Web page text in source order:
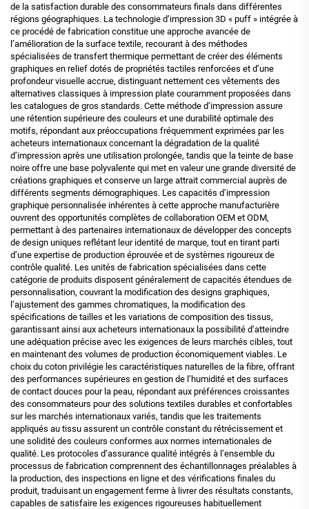
de la satisfaction durable des consommateurs finals dans différentes
régions géographiques. La technologie d’impression 3D « puff » intégrée à
ce procédé de fabrication constitue une approche avancée de
l’amélioration de la surface textile, recourant à des méthodes
spécialisées de transfert thermique permettant de créer des éléments
graphiques en relief dotés de propriétés tactiles renforcées et d’une
profondeur visuelle accrue, distinguant nettement ces vêtements des
alternatives classiques à impression plate couramment proposées dans
les catalogues de gros standards. Cette méthode d’impression assure
une rétention supérieure des couleurs et une durabilité optimale des
motifs, répondant aux préoccupations fréquemment exprimées par les
acheteurs internationaux concernant la dégradation de la qualité
d’impression après une utilisation prolongée, tandis que la teinte de base
noire offre une base polyvalente qui met en valeur une grande diversité de
créations graphiques et conserve un large attrait commercial auprès de
différents segments démographiques. Les capacités d’impression
graphique personnalisée inhérentes à cette approche manufacturière
ouvrent des opportunités complètes de collaboration OEM et ODM,
permettant à des partenaires internationaux de développer des concepts
de design uniques reflétant leur identité de marque, tout en tirant parti
d’une expertise de production éprouvée et de systèmes rigoureux de
contrôle qualité. Les unités de fabrication spécialisées dans cette
catégorie de produits disposent généralement de capacités étendues de
personnalisation, couvrant la modification des designs graphiques,
l’ajustement des gammes chromatiques, la modification des
spécifications de tailles et les variations de composition des tissus,
garantissant ainsi aux acheteurs internationaux la possibilité d’atteindre
une adéquation précise avec les exigences de leurs marchés cibles, tout
en maintenant des volumes de production économiquement viables. Le
choix du coton privilégie les caractéristiques naturelles de la fibre, offrant
des performances supérieures en gestion de l’humidité et des surfaces
de contact douces pour la peau, répondant aux préférences croissantes
des consommateurs pour des solutions textiles durables et confortables
sur les marchés internationaux variés, tandis que les traitements
appliqués au tissu assurent un contrôle constant du rétrécissement et
une solidité des couleurs conformes aux normes internationales de
qualité. Les protocoles d’assurance qualité intégrés à l’ensemble du
processus de fabrication comprennent des échantillonnages préalables à
la production, des inspections en ligne et des vérifications finales du
produit, traduisant un engagement ferme à livrer des résultats constants,
capables de satisfaire les exigences rigoureuses habituellement